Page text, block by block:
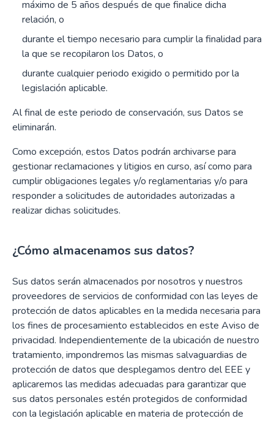
máximo de 5 años después de que finalice dicha
relación, o
durante el tiempo necesario para cumplir la finalidad para
la que se recopilaron los Datos, o
durante cualquier periodo exigido o permitido por la
legislación aplicable.
Al final de este periodo de conservación, sus Datos se
eliminarán.
Como excepción, estos Datos podrán archivarse para
gestionar reclamaciones y litigios en curso, así como para
cumplir obligaciones legales y/o reglamentarias y/o para
responder a solicitudes de autoridades autorizadas a
realizar dichas solicitudes.
¿Cómo almacenamos sus datos?
Sus datos serán almacenados por nosotros y nuestros
proveedores de servicios de conformidad con las leyes de
protección de datos aplicables en la medida necesaria para
los fines de procesamiento establecidos en este Aviso de
privacidad. Independientemente de la ubicación de nuestro
tratamiento, impondremos las mismas salvaguardias de
protección de datos que desplegamos dentro del EEE y
aplicaremos las medidas adecuadas para garantizar que
sus datos personales estén protegidos de conformidad
con la legislación aplicable en materia de protección de